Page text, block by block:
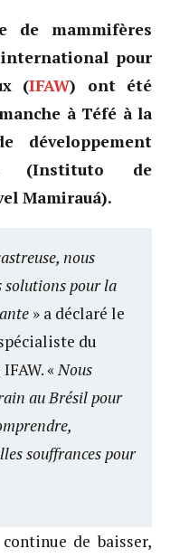
de mammifères
pour
(IFAW) ont été
à Téfé à la
développement
(Instituto de
Mamirauá).
nous
solutions pour la
» a déclaré le
du
«Nous
au Brésil pour
souffrances pour
de baisser,